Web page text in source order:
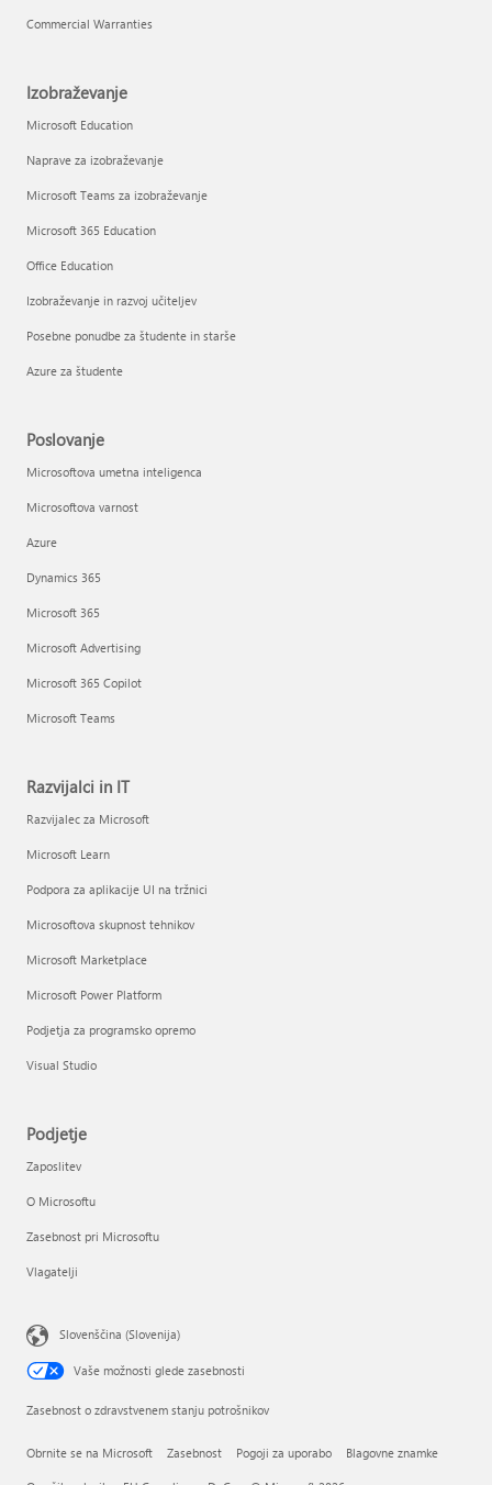
Commercial Warranties
Izobraževanje
Microsoft Education
Naprave za izobraževanje
Microsoft Teams za izobraževanje
Microsoft 365 Education
Office Education
Izobraževanje in razvoj učiteljev
Posebne ponudbe za študente in starše
Azure za študente
Poslovanje
Microsoftova umetna inteligenca
Microsoftova varnost
Azure
Dynamics 365
Microsoft 365
Microsoft Advertising
Microsoft 365 Copilot
Microsoft Teams
Razvijalci in IT
Razvijalec za Microsoft
Microsoft Learn
Podpora za aplikacije UI na tržnici
Microsoftova skupnost tehnikov
Microsoft Marketplace
Microsoft Power Platform
Podjetja za programsko opremo
Visual Studio
Podjetje
Zaposlitev
O Microsoftu
Zasebnost pri Microsoftu
Vlagatelji
Slovenščina (Slovenija)
Vaše možnosti glede zasebnosti
Zasebnost o zdravstvenem stanju potrošnikov
Obrnite se na Microsoft Zasebnost Pogoji za uporabo Blagovne znamke